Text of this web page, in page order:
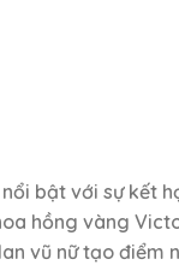
nổi bật với sự
hồng vàng
vũ nữ tạo điểm